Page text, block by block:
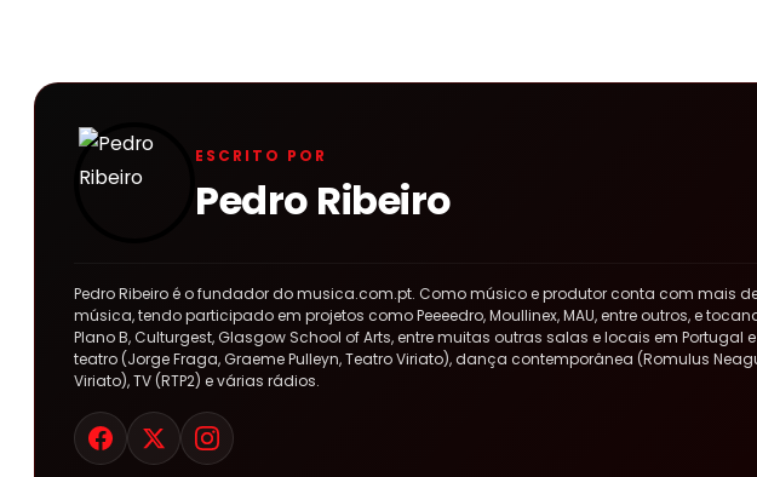
ESCRITO POR
Pedro Ribeiro
Pedro Ribeiro é o fundador do musica.com.pt. Como músico e produtor conta com mais
música, tendo participado em projetos como Peeeedro, Moullinex, MAU, entre outros, e
Plano B, Culturgest, Glasgow School of Arts, entre muitas outras salas e locais em
teatro (Jorge Fraga, Graeme Pulleyn, Teatro Viriato), dança contemporânea (Romulus
Viriato), TV (RTP2) e várias rádios.